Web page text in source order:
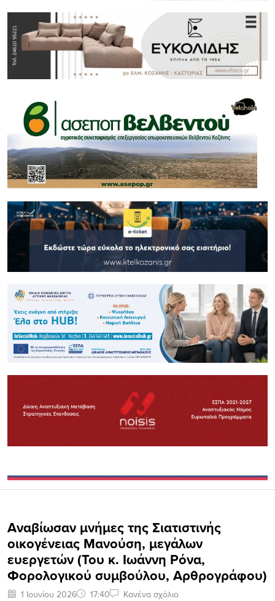
Aναβίωσαν μνήμες της Σιατιστινής
οικογένειας Μανούση, μεγάλων
ευεργετών (Του κ. Ιωάννη Ρόνα,
Φορολογικού συμβούλου, Αρθρογράφου)
1 Ιουνίου 2026 17:40 Κανένα σχόλιο